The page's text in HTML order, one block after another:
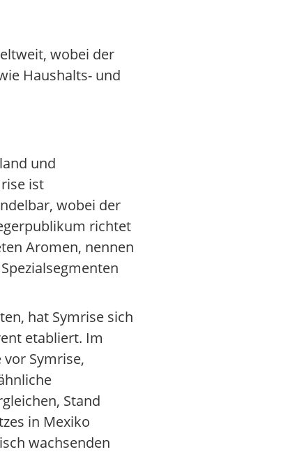
wobei der
Haushalts- und
und
ist
wobei der
richtet
Aromen, nennen
hat Symrise sich
etabliert. Im
Symrise,
Stand
in Mexiko
wachsenden